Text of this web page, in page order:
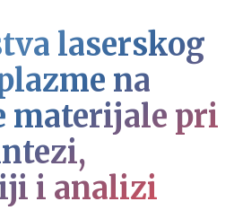
laserskog
na
materijale pri
i analizi